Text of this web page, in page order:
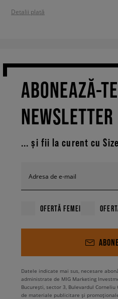
Detalii plată
ABONEAZĂ-
NEWSLETTER
... și fii la curent cu
Adresa de e-mail
OFERTĂ FEMEI
Datele indicate mai sus, necesare
administrate de MIG Marketing
București, sector 3, Bulevardul
de materiale publicitare și